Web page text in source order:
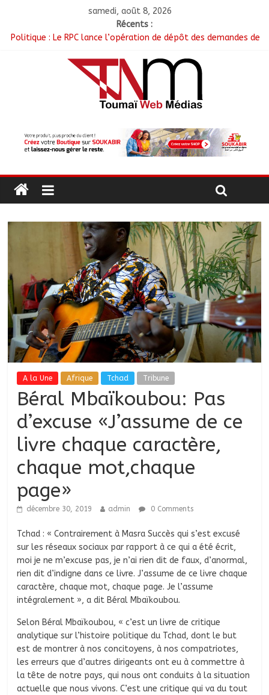
samedi, août 8, 2026
Récents :
Politique : Le RPC lance l’opération de dépôt des demandes de
أبشي: الرئيس الولائي للحزب الإصلاحي بولاية وداي يطالب الحكومة
Ati : Une journée de salubrité organisée au marché moderne
Toukra : La gare routière en pleine réhabilitation pour
Littérature : Asseya Youssouf Wore dédicace son premier
roman « Sous la lumière de ma foi »
A la Une Afrique Tchad Tribune
Béral Mbaïkoubou: Pas
d’excuse «J’assume de ce
livre chaque caractère,
chaque mot,chaque
page»
décembre 30, 2019 admin 0 Comments
Tchad : « Contrairement à Masra Succès qui s’est excusé
sur les réseaux sociaux par rapport à ce qui a été écrit,
moi je ne m’excuse pas, je n’ai rien dit de faux, d’anormal,
rien dit d’indigne dans ce livre. J’assume de ce livre chaque
caractère, chaque mot, chaque page. Je l’assume
intégralement », a dit Béral Mbaïkoubou.
Selon Béral Mbaïkoubou, « c’est un livre de critique
analytique sur l’histoire politique du Tchad, dont le but
est de montrer à nos concitoyens, à nos compatriotes,
les erreurs que d’autres dirigeants ont eu à commettre à
la tête de notre pays, qui nous ont conduits à la situation
actuelle que nous vivons. C’est une critique qui va du tout